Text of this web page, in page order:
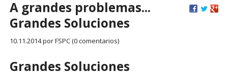
A grandes problemas...
Grandes Soluciones
10.11.2014por FSPC (0 comentarios)
Grandes Soluciones